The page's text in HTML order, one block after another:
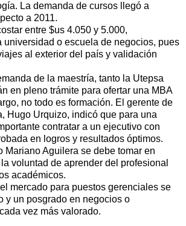
La demanda de cursos llegó a
a 2011.
entre $us 4.050 y 5.000,
universidad o escuela de negocios, pues
al exterior del país y validación
de la maestría, tanto la Utepsa
en pleno trámite para ofertar una MBA
no todo es formación. El gerente de
Hugo Urquizo, indicó que para una
contratar a un ejecutivo con
en logros y resultados óptimos.
Mariano Aguilera se debe tomar en
voluntad de aprender del profesional
académicos.
mercado para puestos gerenciales se
y un posgrado en negocios o
vez más valorado.